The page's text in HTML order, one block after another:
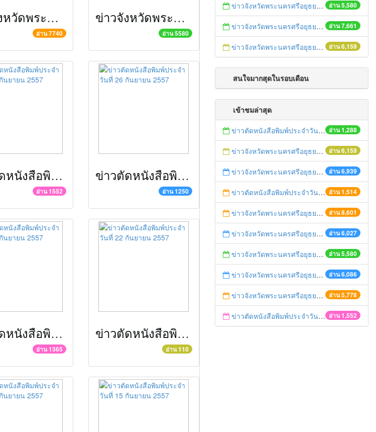
ข่าวจังหวัดพระนครศรีอยุธยา ก.พ. ๕๙ ASTV ผู้จัดการออนไลน์
อ่าน 7740
ข่าวจังหวัดพระนครศรีอยุธยา ก.พ. ๕๙ หนังสือพิมพ์แนวหน้า
อ่าน 5580
ข่าวตัดหนังสือพิมพ์ประจำวันที่ 30 กันยายน 2557
อ่าน 1552
ข่าวตัดหนังสือพิมพ์ประจำวันที่ 26 กันยายน 2557
อ่าน 1250
ข่าวตัดหนังสือพิมพ์ประจำวันที่ 23 กันยายน 2557
อ่าน 1365
ข่าวตัดหนังสือพิมพ์ประจำวันที่ 22 กันยายน 2557
อ่าน 110
อ่าน 5,580
ข่าวจังหวัดพระนครศรีอยุธยา ก.พ. ๕๙ หนังสือพิมพ์แนวหน้า
อ่าน 7,661
ข่าวจังหวัดพระนครศรีอยุธยา ก.พ.๕๙ ATV
อ่าน 6,159
ข่าวจังหวัดพระนครศรีอยุธยา ก.พ.๕๙ มติชนออนไลน์
สนใจมากสุดในรอบเดือน
เข้าชมล่าสุด
อ่าน 1,288
ข่าวตัดหนังสือพิมพ์ประจำวันที่ 24 กันยายน 2557
อ่าน 6,159
ข่าวจังหวัดพระนครศรีอยุธยา ก.พ.๕๙ มติชนออนไลน์
อ่าน 6,939
ข่าวจังหวัดพระนครศรีอยุธยา มี.ค. ๕๙ หนังสือพิมพ์แนวหน้า
อ่าน 1,514
ข่าวตัดหนังสือพิมพ์ประจำวันที่ 25 กันยายน 2557
อ่าน 8,601
ข่าวจังหวัดพระนครศรีอยุธยา มี.ค. ๕๙ ATV เคเบิลเอทีวีอยุธยา
อ่าน 6,027
ข่าวจังหวัดพระนครศรีอยุธยา ก.พ. ๕๙ มหาดไทยชวนรู้
อ่าน 5,580
ข่าวจังหวัดพระนครศรีอยุธยา ก.พ. ๕๙ หนังสือพิมพ์แนวหน้า
อ่าน 6,086
ข่าวจังหวัดพระนครศรีอยุธยา ก.พ. ๕๙ ครอบครัวข่าว ๓
อ่าน 5,778
ข่าวจังหวัดพระนครศรีอยุธยา มี.ค. ๕๙ สำนักข่าวไทย
อ่าน 1,552
ข่าวตัดหนังสือพิมพ์ประจำวันที่ 30 กันยายน 2557